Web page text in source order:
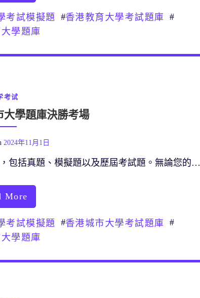
考試模擬題 #香港教育大學考試題庫 #
學題庫
考试
學題庫決勝考場
2024年11月1日
包括真題、模擬題以及歷屆考試題。無論您的…
More
考試模擬題 #香港城市大學考試題庫 #
學題庫